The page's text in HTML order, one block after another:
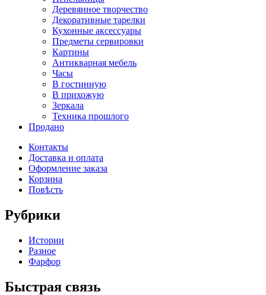
Деревянное творчество
Декоративные тарелки
Кухонные аксессуары
Предметы сервировки
Картины
Антикварная мебель
Часы
В гостинную
В прихожую
Зеркала
Техника прошлого
Продано
Контакты
Доставка и оплата
Оформление заказа
Корзина
Повѣсть
Рубрики
Истории
Разное
Фарфор
Быстрая связь